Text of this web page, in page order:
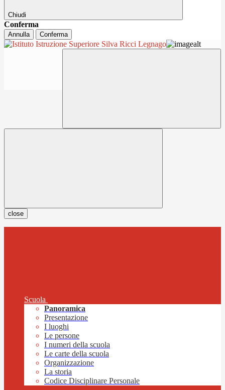
Chiudi
Conferma
Annulla Conferma
close
Scuola
Panoramica
Presentazione
I luoghi
Le persone
I numeri della scuola
Le carte della scuola
Organizzazione
La storia
Codice Disciplinare Personale